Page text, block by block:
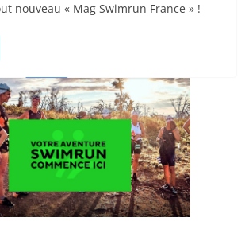
nouveau « Mag Swimrun France » !